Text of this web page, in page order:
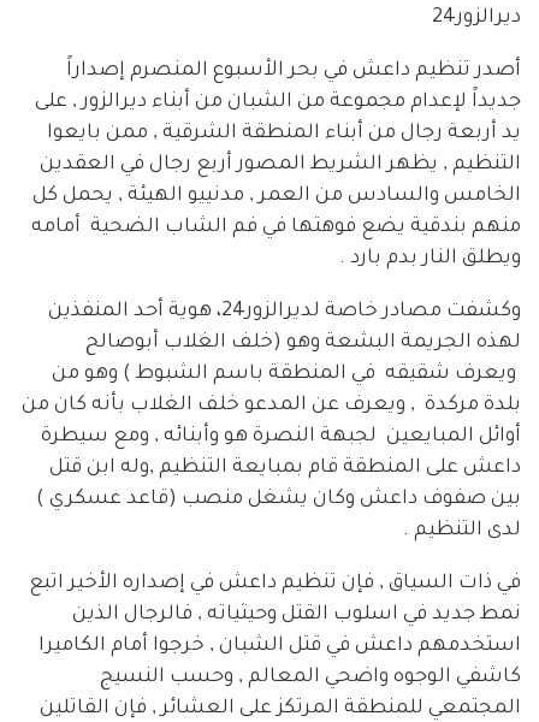
ديرالزور24
أصدر تنظيم داعش في بحر الأسبوع المنصرم إصداراً
جديداً لإعدام مجموعة من الشبان من أبناء ديرالزور , على
يد أربعة رجال من أبناء المنطقة الشرقية , ممن بايعوا
التنظيم , يظهر الشريط المصور أربع رجال في العقدين
الخامس والسادس من العمر , مدنييو الهيئة , يحمل كل
منهم بندقية يضع فوهتها في فم الشاب الضحية أمامه
ويطلق النار بدم بارد .
وكشفت مصادر خاصة لديرالزور24، هوية أحد المنفذين
لهذه الجريمة البشعة وهو (خلف الغلاب أبوصالح
ويعرف شقيقه في المنطقة باسم الشبوط ) وهو من
بلدة مركدة , ويعرف عن المدعو خلف الغلاب بأنه كان من
أوائل المبايعين لجبهة النصرة هو وأبنائه , ومع سيطرة
داعش على المنطقة قام بمبايعة التنظيم ,وله ابن قتل
بين صفوف داعش وكان يشغل منصب (قاعد عسكري )
لدى التنظيم .
في ذات السياق , فإن تنظيم داعش في إصداره الأخير اتبع
نمط جديد في اسلوب القتل وحيثياته , فالرجال الذين
استخدمهم داعش في قتل الشبان , خرجوا أمام الكاميرا
كاشفي الوجوه واضحي المعالم , وحسب النسيج
المجتمعي للمنطقة المرتكز على العشائر , فإن القاتلين